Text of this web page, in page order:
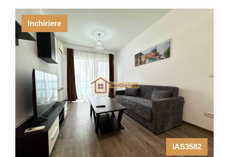
Inchiriere
IAS3582